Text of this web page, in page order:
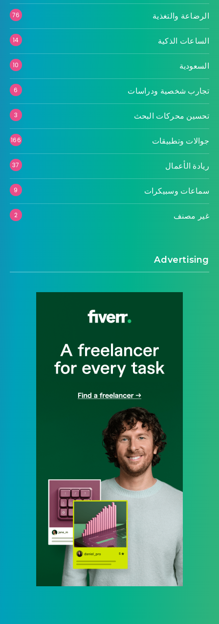
الرضاعة والتغذية 76
الساعات الذكية 14
السعودية 10
تجارب شخصية ودراسات 6
تحسين محركات البحث 3
جوالات وتطبيقات 166
ريادة الأعمال 37
سماعات وسبيكرات 9
غير مصنف 2
Advertising